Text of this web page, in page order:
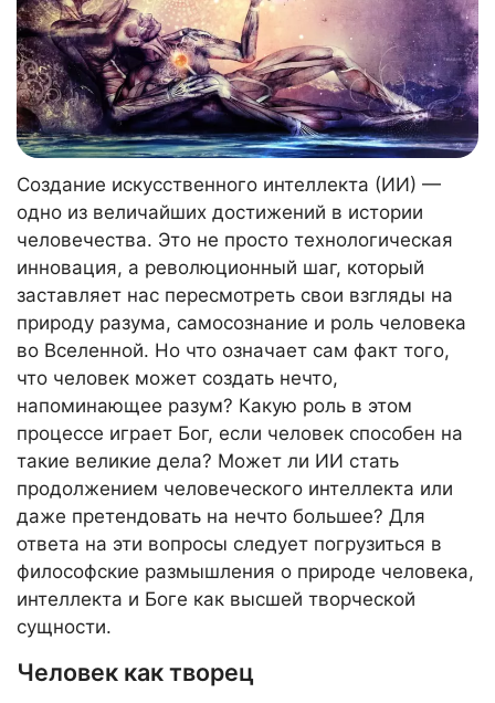
Создание искусственного интеллекта (ИИ) —
одно из величайших достижений в истории
человечества. Это не просто технологическая
инновация, а революционный шаг, который
заставляет нас пересмотреть свои взгляды на
природу разума, самосознание и роль человека
во Вселенной. Но что означает сам факт того,
что человек может создать нечто,
напоминающее разум? Какую роль в этом
процессе играет Бог, если человек способен на
такие великие дела? Может ли ИИ стать
продолжением человеческого интеллекта или
даже претендовать на нечто большее? Для
ответа на эти вопросы следует погрузиться в
философские размышления о природе человека,
интеллекта и Боге как высшей творческой
сущности.
Человек как творец